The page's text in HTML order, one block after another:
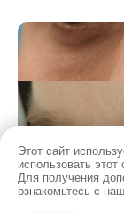
Этот сайт
использовать
Для получения
ознакомьтесь с